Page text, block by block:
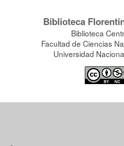
Biblioteca
Biblioteca
Facultad de Ciencias
Universidad